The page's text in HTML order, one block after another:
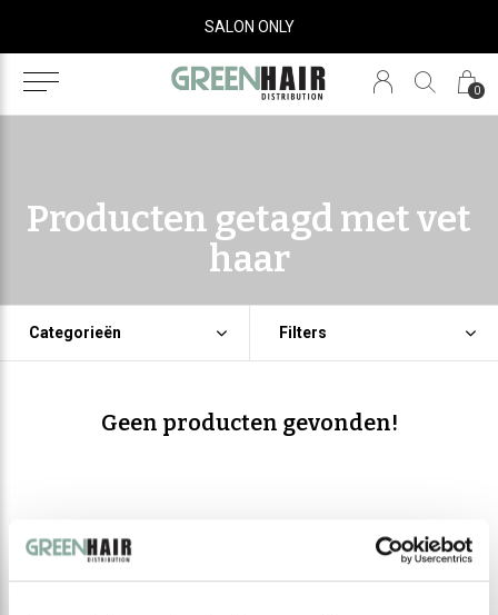
0
SALON ONLY
Producten getagd met vet
haar
Categorieën Filters
Geen producten gevonden!